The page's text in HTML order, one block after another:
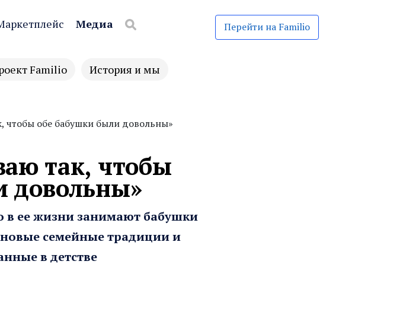
Медиа Перейти на Familio
Familio История и мы
чтобы обе бабушки были довольны»
так, чтобы
довольны»
в ее жизни занимают бабушки
семейные традиции и
в детстве